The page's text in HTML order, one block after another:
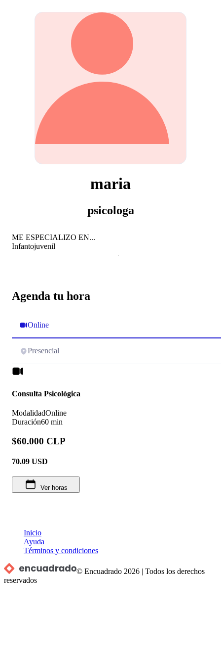
maria
psicologa
Agenda tu hora
Online
Presencial
Consulta Psicológica
ModalidadOnline
Duración60 min
$60.000 CLP
70.09 USD
Ver horas
ME ESPECIALIZO EN...
Infantojuvenil
Inicio
Ayuda
Términos y condiciones
© Encuadrado 2026 |Todos los derechos
reservados